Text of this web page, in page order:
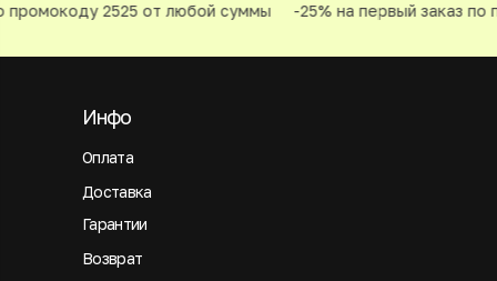
2525 от любой суммы -25% на первый заказ по
Оплата
Инфо
Доставка
Гарантии
Возврат